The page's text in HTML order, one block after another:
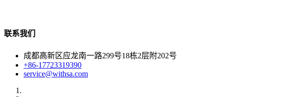
联系我们
成都高新区应龙南一路299号18栋2层附202号
+86-17723319390
service@withsa.com